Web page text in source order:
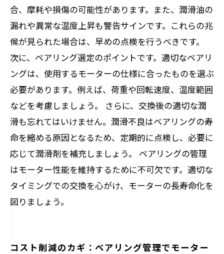
合、摩耗や損傷の可能性があります。また、潤滑油の
漏れや異常な温度上昇も警告サインです。これらの兆
候が見られた場合は、早めの点検を行うべきです。
次に、ベアリング選定のポイントです。適切なベアリ
ングは、使用するモーターの仕様に合ったものを選ぶ
必要があります。例えば、荷重や回転速度、温度範囲
などを考慮しましょう。 さらに、交換後の適切な潤
滑も忘れてはいけません。潤滑不良はベアリングの寿
命を縮める原因となるため、定期的に点検し、必要に
応じて潤滑剤を補充しましょう。 ベアリングの管理
はモーター性能を維持するために不可欠です。適切な
タイミングでの交換を心がけ、モーターの長寿命化を
図りましょう。
コスト削減のカギ：ベアリング管理でモーター